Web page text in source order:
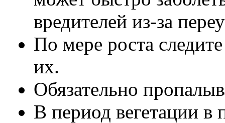
вредителей из-за
По мере роста
их.
Обязательно
В период вегетации в